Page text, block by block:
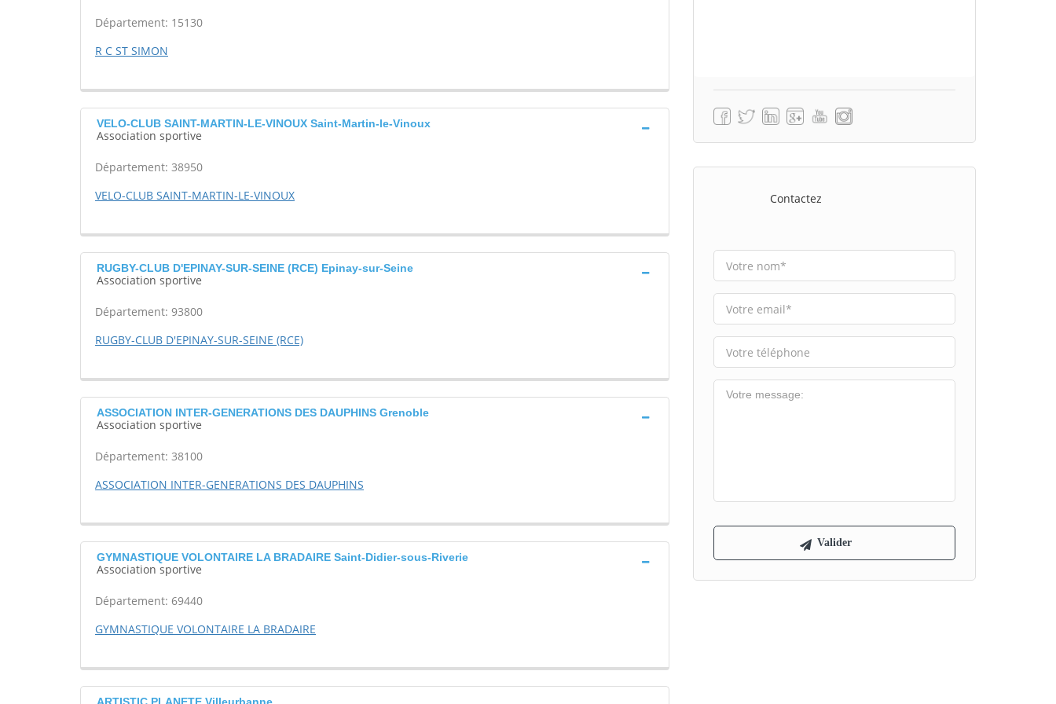
Département: 15130
R C ST SIMON
VELO-CLUB SAINT-MARTIN-LE-VINOUX Saint-Martin-le-Vinoux
Association sportive
Département: 38950
VELO-CLUB SAINT-MARTIN-LE-VINOUX
RUGBY-CLUB D'EPINAY-SUR-SEINE (RCE) Epinay-sur-Seine
Association sportive
Département: 93800
RUGBY-CLUB D'EPINAY-SUR-SEINE (RCE)
ASSOCIATION INTER-GENERATIONS DES DAUPHINS Grenoble
Association sportive
Département: 38100
ASSOCIATION INTER-GENERATIONS DES DAUPHINS
GYMNASTIQUE VOLONTAIRE LA BRADAIRE Saint-Didier-sous-Riverie
Association sportive
Département: 69440
GYMNASTIQUE VOLONTAIRE LA BRADAIRE
Contactez